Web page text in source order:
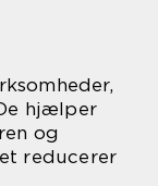
hjælper
og
reducerer